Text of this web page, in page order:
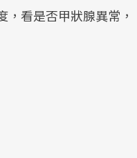
看是否甲狀腺異常，